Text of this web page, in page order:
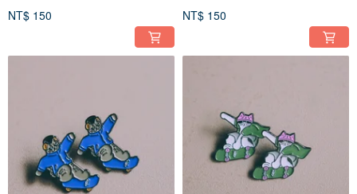
NT$ 150
NT$ 150